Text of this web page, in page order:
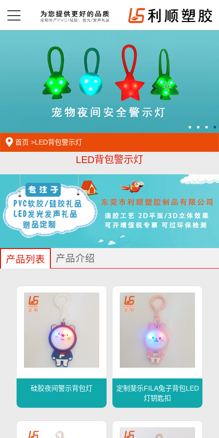
首页>LED背包警示灯
LED背包警示灯
产品列表 产品介绍
硅胶夜间警示背包灯
定制斐乐FILA兔子背包LED
灯钥匙扣